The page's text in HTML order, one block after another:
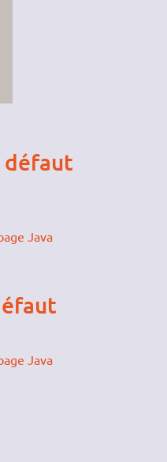
défaut
Java
Java